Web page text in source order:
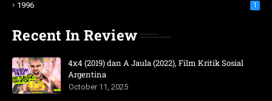
1996 1
Recent In Review
4x4 (2019) dan A Jaula (2022), Film Kritik Sosial
Argentina
October 11, 2025